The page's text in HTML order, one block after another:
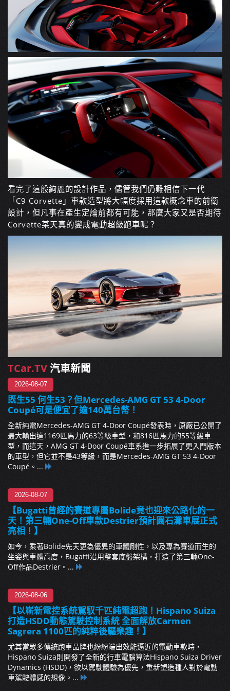
看完了這般絢麗的設計作品，儘管我們仍難相信下一代
「C9 Corvette」車款造型將大幅度採用這款概念車的前衛
設計，但凡事在產生定論前都有可能，那麼大家又是否期待
Corvette某天真的變成電動超級跑車呢？
TCar.TV汽車新聞
2026-08-07
既生55 何生53？但Mercedes-AMG GT 53 4-Door
Coupé可是便宜了逾140萬台幣！
全新純電Mercedes-AMG GT 4-Door Coupé發表時，原廠已公開了
最大輸出達1169匹馬力的63等級車型，和816匹馬力的55等級車
型，而這天，AMG GT 4-Door Coupé車系進一步拓展了更入門版本
的車型，但它並不是43等級，而是Mercedes-AMG GT 53 4-Door
Coupé。...
2026-08-07
【Bugatti曾經的賽道專屬Bolide竟也迎來公路化的一
天！第三輛One-Off車款Destrier預計圓石灘車展正式
亮相！】
如今，乘著Bolide先天更為優異的車體剛性，以及專為賽道而生的
坐姿與車體高度，Bugatti沿用整套底盤架構，打造了第三輛One-
Off作品Destrier。...
2026-08-06
【以嶄新電控系統駕馭千匹純電超跑！Hispano Suiza
打造HSDD動態駕駛控制系統 全面解放Carmen
Sagrera 1100匹的純粹後驅樂趣！】
尤其當眾多傳統跑車品牌也紛紛端出效能逼近的電動車款時，
Hispano Suiza則開發了全新的行車電腦算法Hispano Suiza Driver
Dynamics (HSDD)，欲以駕駛體驗為優先，重新塑造種人對於電動
車駕駛體感的想像。...